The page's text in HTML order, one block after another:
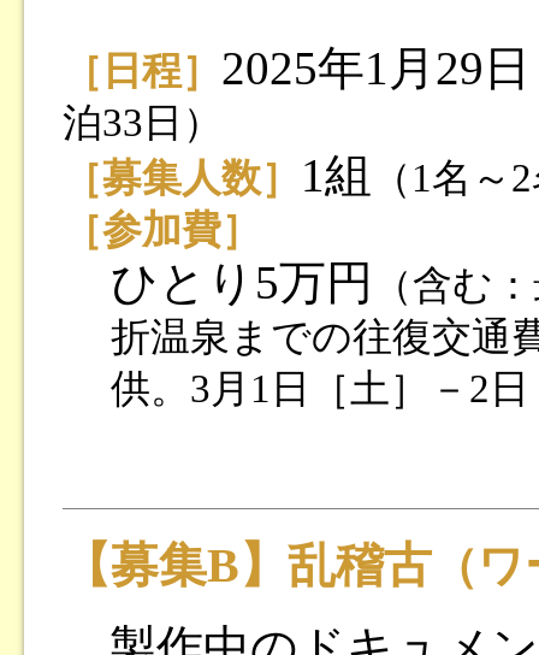
［日程］ 2025年1月29
泊33日）
［募集人数］ 1組
（1名～
［参加費］
ひとり5万円
（含む
折温泉までの往復交通
供。3月1日［土］－2
【募集B】乱稽古（ワ